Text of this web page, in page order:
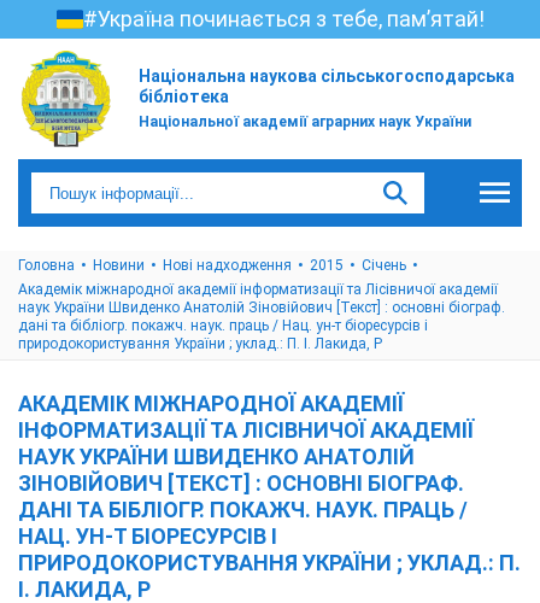
#Україна починається з тебе, пам’ятай!
Національна наукова сільськогосподарська
бібліотека
Національної академії аграрних наук України
Головна Новини Нові надходження 2015
Cічень
Академік міжнародної академії інформатизації та Лісівничої академії
наук України Швиденко Анатолій Зіновійович [Текст] : основні біограф.
дані та бібліогр. покажч. наук. праць / Нац. ун-т біоресурсів і
природокористування України ; уклад.: П. І. Лакида, Р
АКАДЕМІК МІЖНАРОДНОЇ АКАДЕМІЇ
ІНФОРМАТИЗАЦІЇ ТА ЛІСІВНИЧОЇ АКАДЕМІЇ
НАУК УКРАЇНИ ШВИДЕНКО АНАТОЛІЙ
ЗІНОВІЙОВИЧ [ТЕКСТ] : ОСНОВНІ БІОГРАФ.
ДАНІ ТА БІБЛІОГР. ПОКАЖЧ. НАУК. ПРАЦЬ /
НАЦ. УН-Т БІОРЕСУРСІВ І
ПРИРОДОКОРИСТУВАННЯ УКРАЇНИ ; УКЛАД.: П.
І. ЛАКИДА, Р